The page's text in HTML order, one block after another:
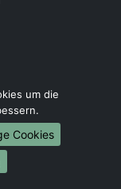
um die
Cookies